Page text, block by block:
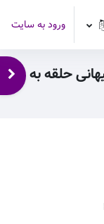
Toggleورود به سایت
حلقه به